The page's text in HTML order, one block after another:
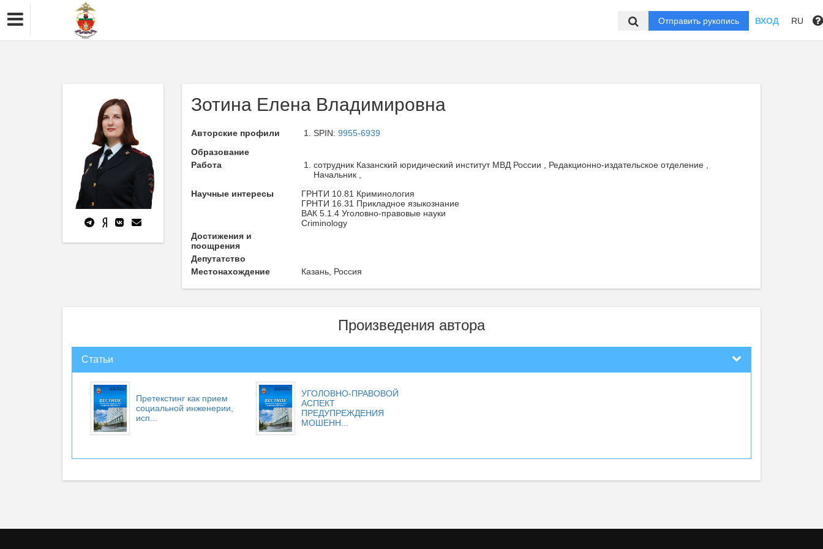
Отправить рукопись ВХОД RU
Зотина Елена Владимировна
Авторские профили SPIN: 9955-6939
Образование
Работа
сотрудник Казанский юридический институт МВД России , Редакционно-издательское отделение ,
Начальник ,
Научные интересы
ГРНТИ 10.81 Криминология
ГРНТИ 16.31 Прикладное языкознание
ВАК 5.1.4 Уголовно-правовые науки
Criminology
Достижения и
поощрения
Депутатство
Местонахождение
Казань, Россия
Произведения автора
Статьи
Претекстинг как прием
социальной инженерии,
исп...
УГОЛОВНО-ПРАВОВОЙ
АСПЕКТ
ПРЕДУПРЕЖДЕНИЯ
МОШЕНН...